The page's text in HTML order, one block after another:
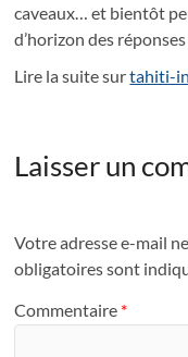
caveaux… et bientôt
d’horizon des réponses
Lire la suite surtahiti-
Laisser un
Votre adresse e-mail
obligatoires sont
Commentaire *